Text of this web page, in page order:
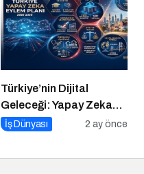
Türkiye’nin Dijital
Geleceği: Yapay Zeka
Çağında “BİLGE”
İş Dünyası 2 ay önce